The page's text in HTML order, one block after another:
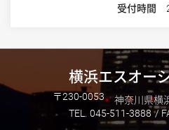
受付時間
横浜エスオー
230-0053
神奈川県横
045-511-3888